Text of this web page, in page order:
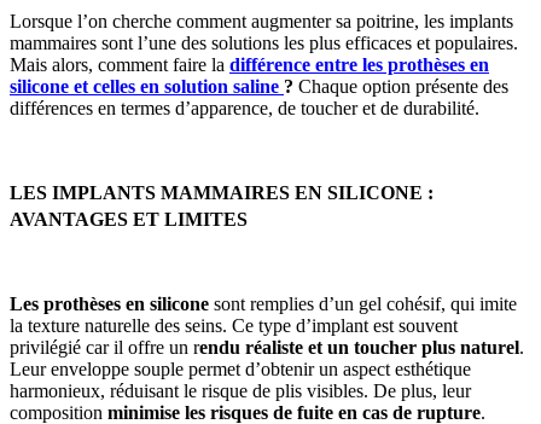
Lorsque l’on cherche comment augmenter sa poitrine, les implants
mammaires sont l’une des solutions les plus efficaces et populaires.
Mais alors, comment faire la différence entre les prothèses en
silicone et celles en solution saline ? Chaque option présente des
différences en termes d’apparence, de toucher et de durabilité.
LES IMPLANTS MAMMAIRES EN SILICONE :
AVANTAGES ET LIMITES
Les prothèses en silicone sont remplies d’un gel cohésif, qui imite
la texture naturelle des seins. Ce type d’implant est souvent
privilégié car il offre un rendu réaliste et un toucher plus naturel.
Leur enveloppe souple permet d’obtenir un aspect esthétique
harmonieux, réduisant le risque de plis visibles. De plus, leur
composition minimise les risques de fuite en cas de rupture.